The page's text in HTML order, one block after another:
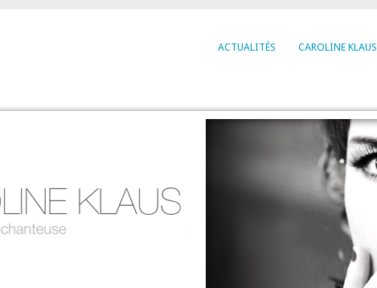
ACTUALITÉS CAROLINE KLAUS